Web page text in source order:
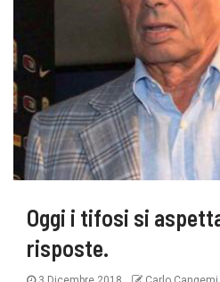
Oggi i tifosi si
risposte.